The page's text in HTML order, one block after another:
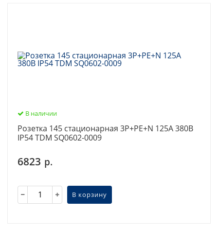
В наличии
Розетка 145 стационарная 3Р+РЕ+N 125А 380В
IP54 TDM SQ0602-0009
6823 р.
В корзину